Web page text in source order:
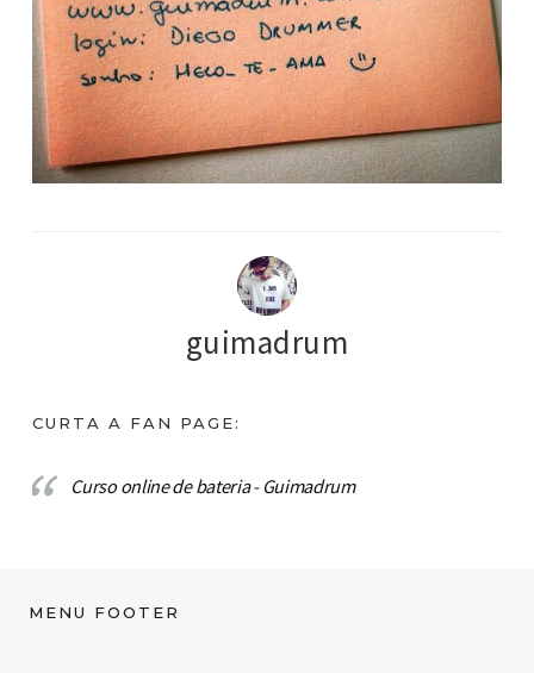
guimadrum
CURTA A FAN PAGE:
Curso online de bateria - Guimadrum
MENU FOOTER